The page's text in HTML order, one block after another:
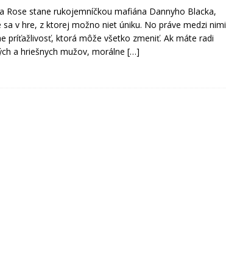
Rose stane rukojemníčkou mafiána Dannyho Blacka,
sa v hre, z ktorej možno niet úniku. No práve medzi nimi
príťažlivosť, ktorá môže všetko zmeniť. Ak máte radi
a hriešnych mužov, morálne […]